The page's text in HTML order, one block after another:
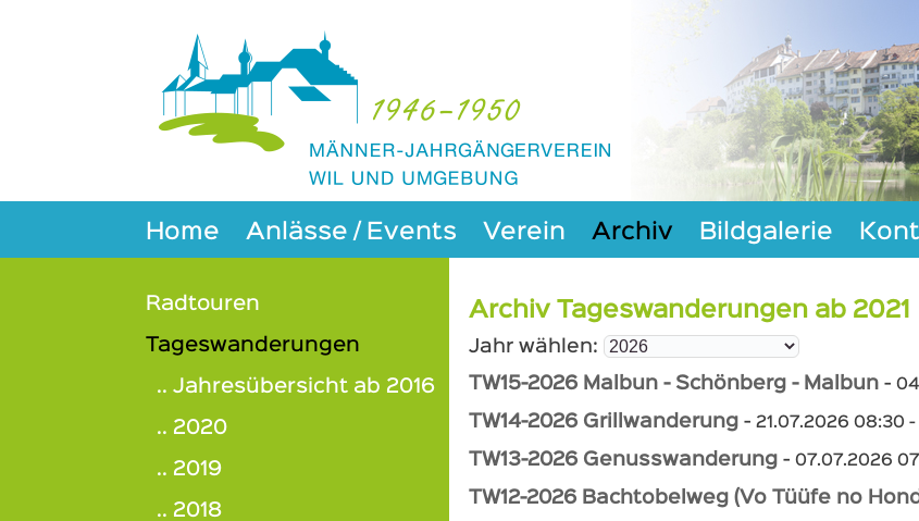
Home Anlässe / Events Verein Archiv Bildgalerie
Radtouren
Tageswanderungen
.. Jahresübersicht ab 2016
.. 2020
.. 2019
.. 2018
Archiv Tageswanderungen ab 2021
Jahr wählen:
TW15-2026 Malbun - Schönberg - Malbun -
TW14-2026 Grillwanderung -21.07.2026 08:30 -
TW13-2026 Genusswanderung -07.07.2026
TW12-2026 Bachtobelweg (Vo Tüüfe no